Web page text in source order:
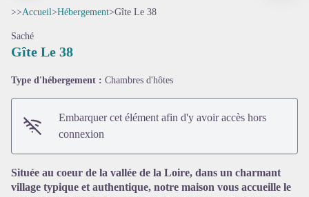
Voir l'image en plein écran
>>Accueil>Hébergement>Gîte Le 38
Saché
Gîte Le 38
Type d'hébergement : Chambres d'hôtes
Embarquer cet élément afin d'y avoir accès hors
connexion
Située au coeur de la vallée de la Loire, dans un charmant
village typique et authentique, notre maison vous accueille le